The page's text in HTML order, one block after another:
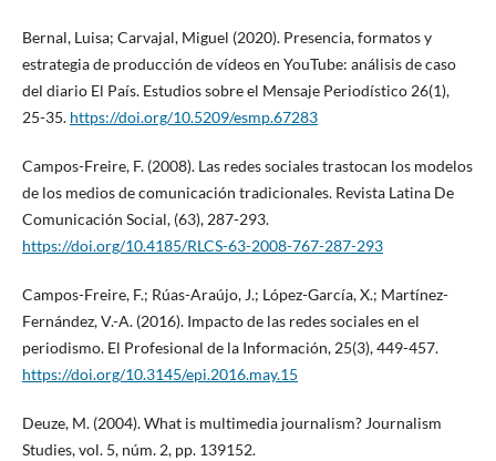
Bernal, Luisa; Carvajal, Miguel (2020). Presencia, formatos y
estrategia de producción de vídeos en YouTube: análisis de caso
del diario El País. Estudios sobre el Mensaje Periodístico 26(1),
25-35. https://doi.org/10.5209/esmp.67283
Campos-Freire, F. (2008). Las redes sociales trastocan los modelos
de los medios de comunicación tradicionales. Revista Latina De
Comunicación Social, (63), 287-293.
https://doi.org/10.4185/RLCS-63-2008-767-287-293
Campos-Freire, F.; Rúas-Araújo, J.; López-García, X.; Martínez-
Fernández, V.-A. (2016). Impacto de las redes sociales en el
periodismo. El Profesional de la Información, 25(3), 449-457.
https://doi.org/10.3145/epi.2016.may.15
Deuze, M. (2004). What is multimedia journalism? Journalism
Studies, vol. 5, núm. 2, pp. 139152.